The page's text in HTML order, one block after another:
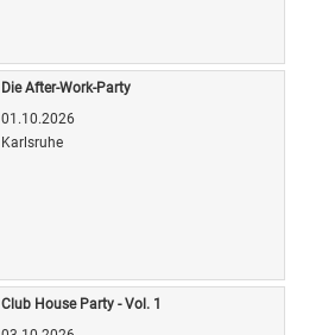
Die After-Work-Party
01.10.2026
Karlsruhe
Club House Party - Vol. 1